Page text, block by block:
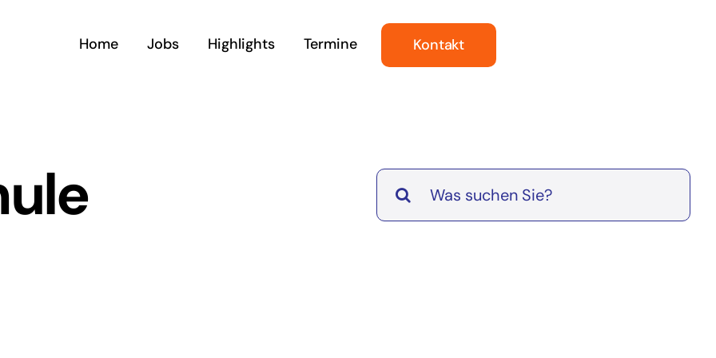
Home Jobs Highlights Termine Kontakt
Suche
nach: